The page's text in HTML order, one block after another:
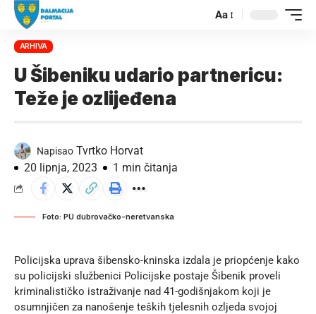
Aa
ARHIVA
U Šibeniku udario partnericu:
Teže je ozlijeđena
Napisao Tvrtko Horvat
20 lipnja, 2023
1 min čitanja
Foto: PU dubrovačko-neretvanska
Policijska uprava šibensko-kninska izdala je priopćenje kako
su policijski službenici Policijske postaje Šibenik proveli
kriminalističko istraživanje nad 41-godišnjakom koji je
osumnjičen za nanošenje teških tjelesnih ozljeda svojoj